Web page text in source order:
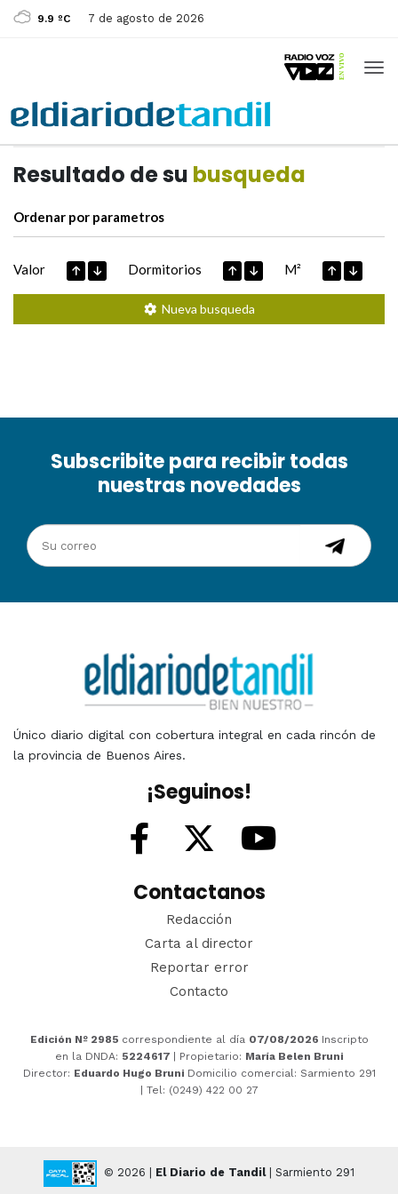
9.9 ºC 7 de agosto de 2026
Resultado de su busqueda
Ordenar por parametros
Valor Dormitorios M²
Nueva busqueda
Subscribite para recibir todas
nuestras novedades
Único diario digital con cobertura integral en cada rincón de
la provincia de Buenos Aires.
¡Seguinos!
Contactanos
Redacción
Carta al director
Reportar error
Contacto
Edición Nº 2985 correspondiente al día 07/08/2026 Inscripto
en la DNDA: 5224617 | Propietario: María Belen Bruni
Director: Eduardo Hugo Bruni Domicilio comercial: Sarmiento 291
| Tel: (0249) 422 00 27
© 2026 | El Diario de Tandil| Sarmiento 291